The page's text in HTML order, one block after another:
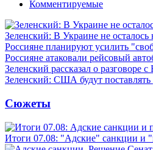
Комментируемые
Зеленский: В Украине не
Россияне планируют усилить
Россияне атаковали рейсовый
Зеленский рассказал о разговоре
Зеленский: США будут поставлять
Сюжеты
Итоги 07.08: "Адские" санкции и